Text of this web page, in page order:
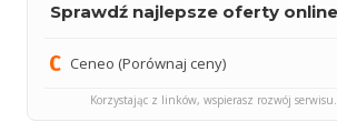
Sprawdź najlepsze oferty
Ceneo (Porównaj ceny)
Korzystając z linków, wspierasz rozwój